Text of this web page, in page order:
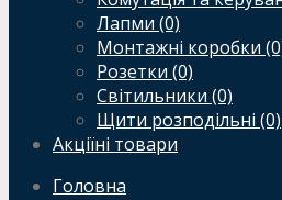
Лапми (0)
Монтажні коробки
Розетки (0)
Світильники (0)
Щити розподільні (0)
Акціїні товари
Головна